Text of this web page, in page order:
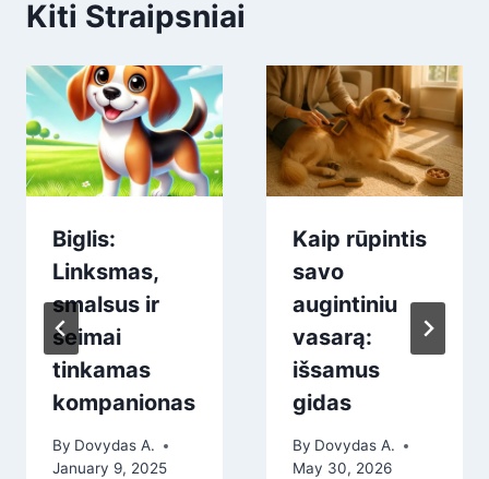
Kiti Straipsniai
Biglis:
Linksmas,
smalsus ir
šeimai
tinkamas
kompanionas
By Dovydas A.
January 9, 2025
Kaip rūpintis
savo
augintiniu
vasarą:
išsamus
gidas
By Dovydas A.
May 30, 2026